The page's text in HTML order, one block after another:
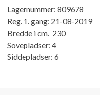
Lagernummer: 809678
Reg. 1. gang: 21-08-2019
Bredde i cm.: 230
Sovepladser: 4
Siddepladser: 6